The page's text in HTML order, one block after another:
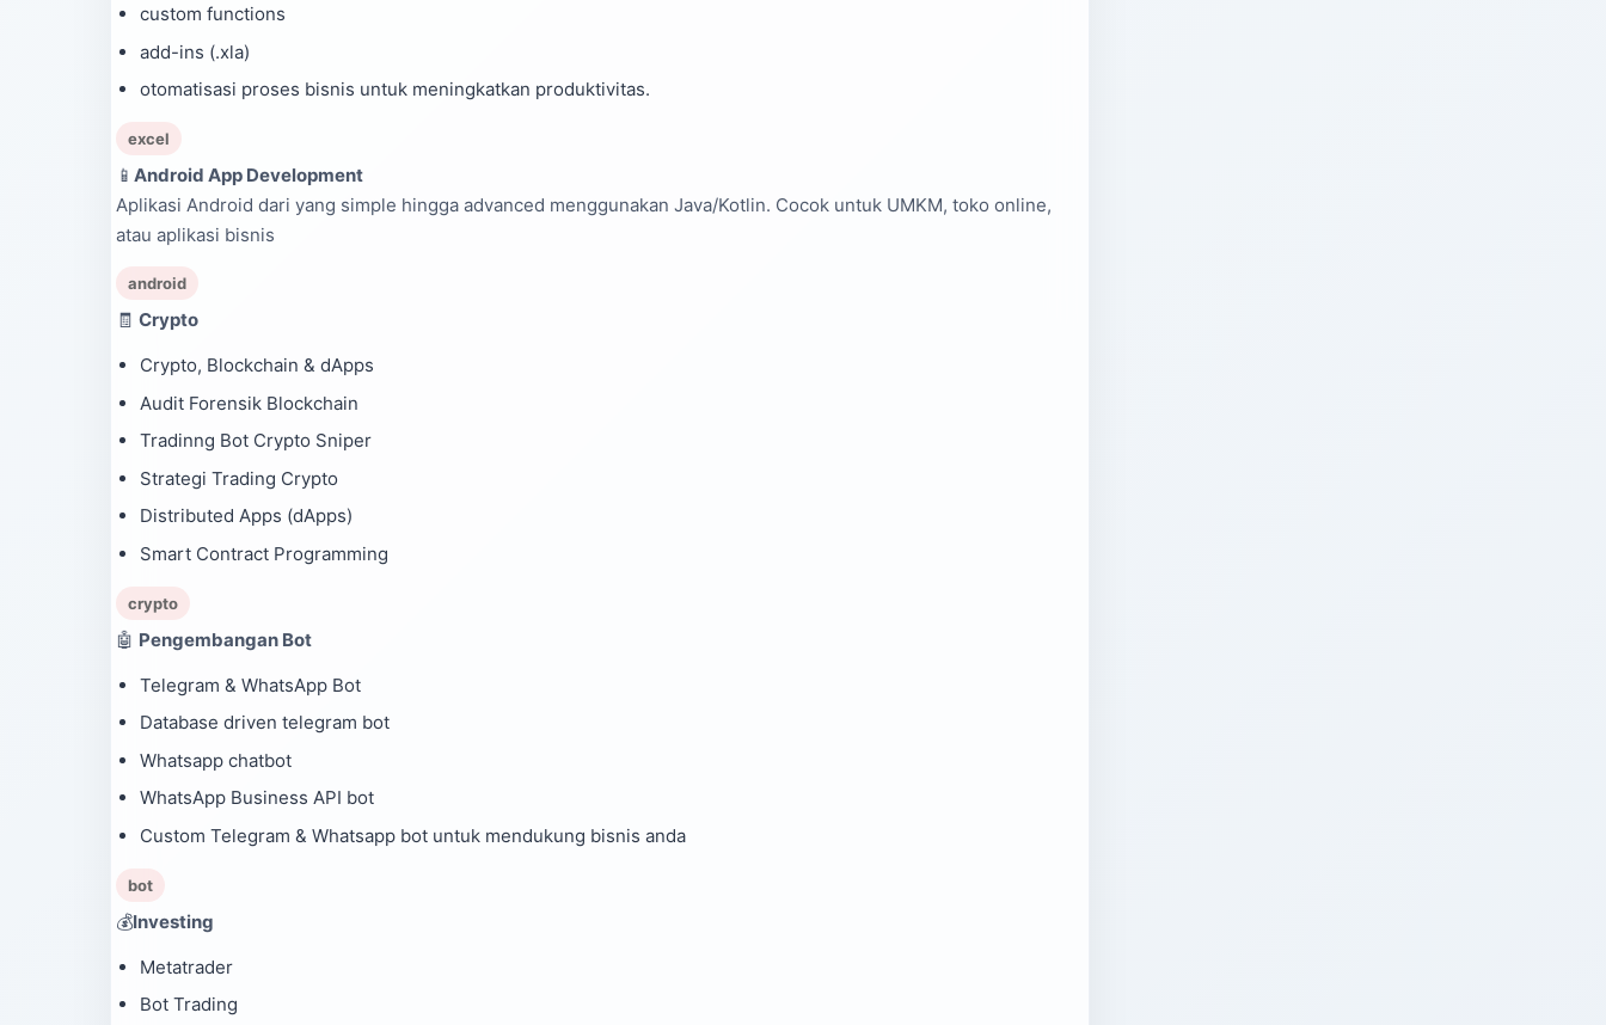
custom functions
add-ins (.xla)
otomatisasi proses bisnis untuk meningkatkan produktivitas.
excel
📱 Android App Development
Aplikasi Android dari yang simple hingga advanced menggunakan Java/Kotlin. Cocok untuk UMKM, toko online,
atau aplikasi bisnis
android
🧾 Crypto
Crypto, Blockchain & dApps
Audit Forensik Blockchain
Tradinng Bot Crypto Sniper
Strategi Trading Crypto
Distributed Apps (dApps)
Smart Contract Programming
crypto
🤖 Pengembangan Bot
Telegram & WhatsApp Bot
Database driven telegram bot
Whatsapp chatbot
WhatsApp Business API bot
Custom Telegram & Whatsapp bot untuk mendukung bisnis anda
bot
💰Investing
Metatrader
Bot Trading